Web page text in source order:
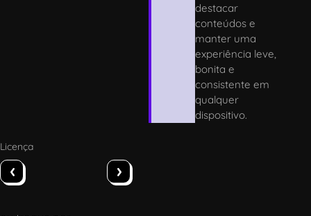
destacar
conteúdos e
manter uma
experiência leve,
bonita e
consistente em
qualquer
dispositivo.
Licença
‹ ›